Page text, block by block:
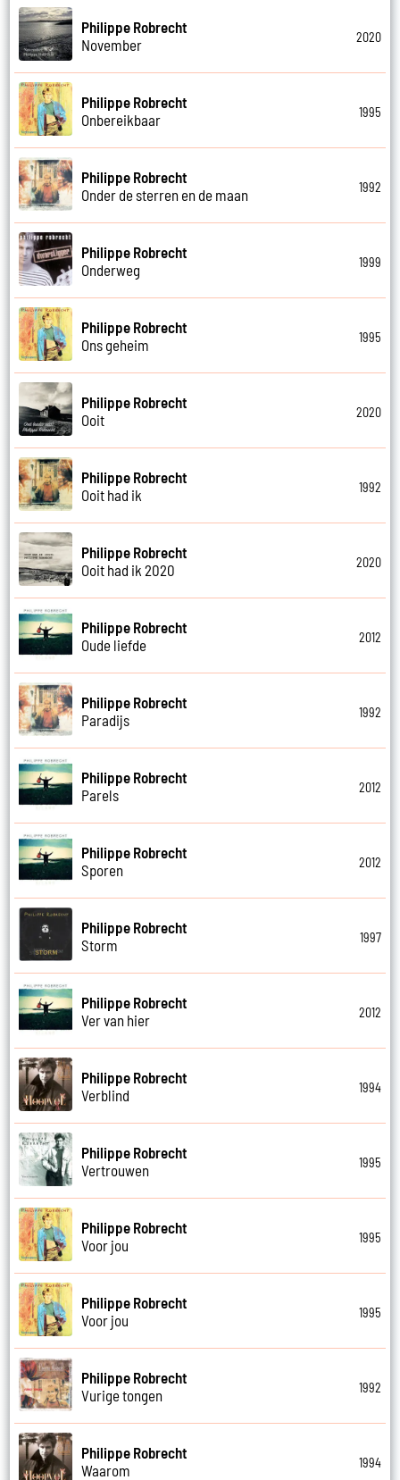
Philippe Robrecht
November
2020
Philippe Robrecht
Onbereikbaar
1995
Philippe Robrecht
Onder de sterren en de maan
1992
Philippe Robrecht
Onderweg
1999
Philippe Robrecht
Ons geheim
1995
Philippe Robrecht
Ooit
2020
Philippe Robrecht
Ooit had ik
1992
Philippe Robrecht
Ooit had ik 2020
2020
Philippe Robrecht
Oude liefde
2012
Philippe Robrecht
Paradijs
1992
Philippe Robrecht
Parels
2012
Philippe Robrecht
Sporen
2012
Philippe Robrecht
Storm
1997
Philippe Robrecht
Ver van hier
2012
Philippe Robrecht
Verblind
1994
Philippe Robrecht
Vertrouwen
1995
Philippe Robrecht
Voor jou
1995
Philippe Robrecht
Voor jou
1995
Philippe Robrecht
Vurige tongen
1992
Philippe Robrecht
Waarom
1994